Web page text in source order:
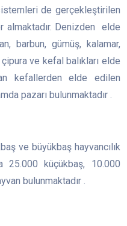
de gerçekleştirilen
almaktadır. Denizden elde
barbun, gümüş, kalamar,
ve kefal balıkları elde
kefallerden elde edilen
pazarı bulunmaktadır .
ve büyükbaş hayvancılık
25.000 küçükbaş, 10.000
bulunmaktadır .